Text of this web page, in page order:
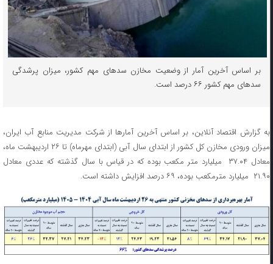
بر اساس آخرین آمار از وضعیت مخازن سدهای مهم کشور، میزان پرشدگی
سدهای مهم کشور ۶۶ درصد است.
به گزارش اقتصاد آنلاین، بر اساس آخرین آمارها از شرکت مدیریت منابع آب ایران،
‌میزان ورودی مخازن کل کشور از ابتدای سال آبی (ابتدای مهرماه) تا ۲۶ اردیبهشت ماه،
معادل ۳۷.۰۴ میلیارد متر مکعب بوده که در قیاس با سال گذشته که عددی معادل
۲۱.۹۰ میلیارد مترمکعب بوده، ۶۹ درصد افزایش داشته است.